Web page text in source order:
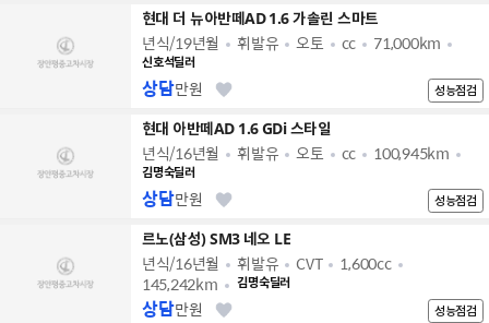
현대 더 뉴아반떼AD 1.6 가솔린 스마트
년식/19년월 휘발유 오토 cc 71,000km
신호석딜러
성능점검
상담만원
현대 아반떼AD 1.6 GDi 스타일
년식/16년월 휘발유 오토 cc 100,945km
김명숙딜러
성능점검
상담만원
르노(삼성) SM3 네오 LE
년식/16년월 휘발유 CVT
1,600cc
145,242km
김명숙딜러
성능점검
상담만원